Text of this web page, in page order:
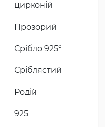
цирконій
Прозорий
Срібло 925°
Сріблястий
Родій
925